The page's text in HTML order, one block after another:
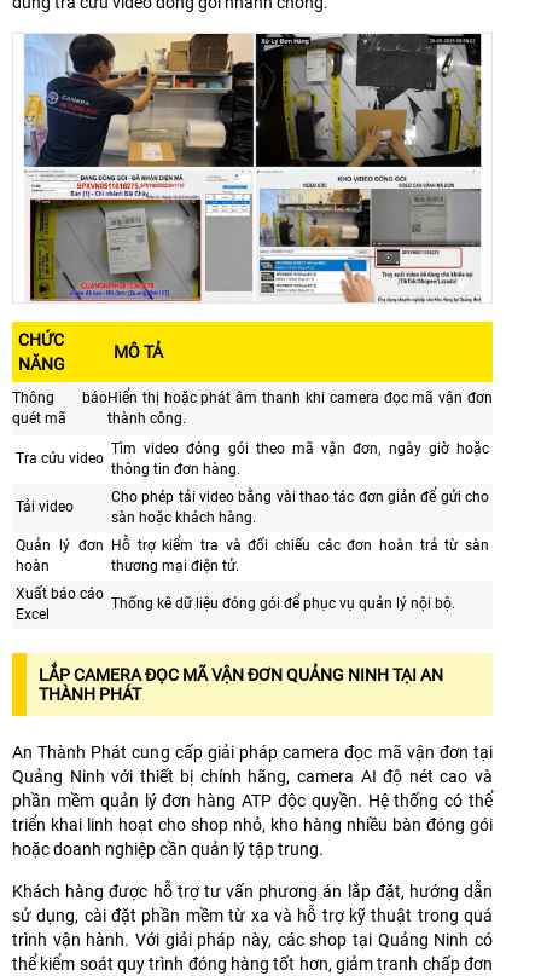
CHỨC
NĂNG
MÔ TẢ
Thông báo
quét mã
Hiển thị hoặc phát âm thanh khi camera đọc mã vận đơn
thành công.
Tra cứu video
Tìm video đóng gói theo mã vận đơn, ngày giờ hoặc
thông tin đơn hàng.
Tải video
Cho phép tải video bằng vài thao tác đơn giản để gửi cho
sàn hoặc khách hàng.
Quản lý đơn
hoàn
Hỗ trợ kiểm tra và đối chiếu các đơn hoàn trả từ sàn
thương mại điện tử.
Xuất báo cáo
Excel
Thống kê dữ liệu đóng gói để phục vụ quản lý nội bộ.
LẮP CAMERA ĐỌC MÃ VẬN ĐƠN QUẢNG NINH TẠI AN
THÀNH PHÁT
An Thành Phát cung cấp giải pháp camera đọc mã vận đơn tại
Quảng Ninh với thiết bị chính hãng, camera AI độ nét cao và
phần mềm quản lý đơn hàng ATP độc quyền. Hệ thống có thể
triển khai linh hoạt cho shop nhỏ, kho hàng nhiều bàn đóng gói
hoặc doanh nghiệp cần quản lý tập trung.
Khách hàng được hỗ trợ tư vấn phương án lắp đặt, hướng dẫn
sử dụng, cài đặt phần mềm từ xa và hỗ trợ kỹ thuật trong quá
trình vận hành. Với giải pháp này, các shop tại Quảng Ninh có
thể kiểm soát quy trình đóng hàng tốt hơn, giảm tranh chấp đơn